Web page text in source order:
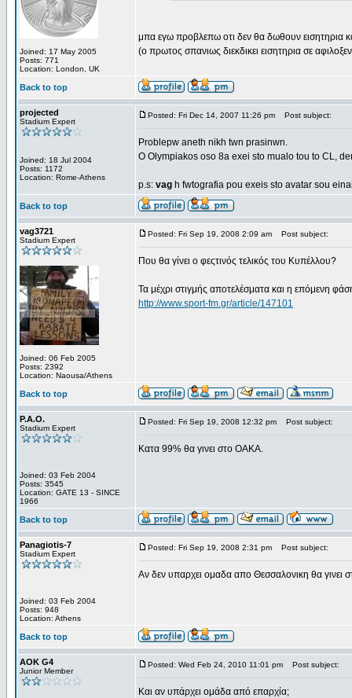
Joined: 17 May 2005
Posts: 771
Location: London, UK
μπα εγω προβλεπω οτι δεν θα δωθουν εισητηρια
(ο πρωτος σπανιως διεκδικει εισητηρια σε
Back to top
projected
Stadium Expert
Joined: 18 Jul 2004
Posts: 1172
Location: Rome-Athens
Posted: Fri Dec 14, 2007 11:26 pm Post subject:
Problepw aneth nikh twn prasinwn.
O Olympiakos oso 8a exei sto mualo tou to CL,
p.s: vag h fwtografia pou exeis sto avatar sou
Back to top
vag3721
Stadium Expert
Joined: 06 Feb 2005
Posts: 2392
Location: Naousa/Athens
Posted: Fri Sep 19, 2008 2:09 am Post subject:
Που θα γίνει ο φεςτινός τελικός του Κυπέλλου?
Τα μέχρι στιγμής αποτελέσματα και η επόμενη
http://www.sport-fm.gr/article/147101
Back to top
P.A.O.
Stadium Expert
Joined: 03 Feb 2004
Posts: 3545
Location: GATE 13 - SINCE
1966
Posted: Fri Sep 19, 2008 12:32 pm Post subject:
Κατα 99% θα γινει στο ΟΑΚΑ.
Back to top
Panagiotis-7
Stadium Expert
Joined: 03 Feb 2004
Posts: 948
Location: Athens
Posted: Fri Sep 19, 2008 2:31 pm Post subject:
Αν δεν υπαρχει ομαδα απο Θεσσαλονικη θα γινει
Back to top
AOK G4
Junior Member
Posted: Wed Feb 24, 2010 11:01 pm Post subject:
Και αν υπάρχει ομάδα από επαρχία;